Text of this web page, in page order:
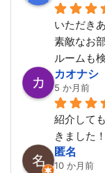
いただき
素敵なお
ルームも
カオナシ
5 か月前
紹介して
きました
匿名
10 か月前